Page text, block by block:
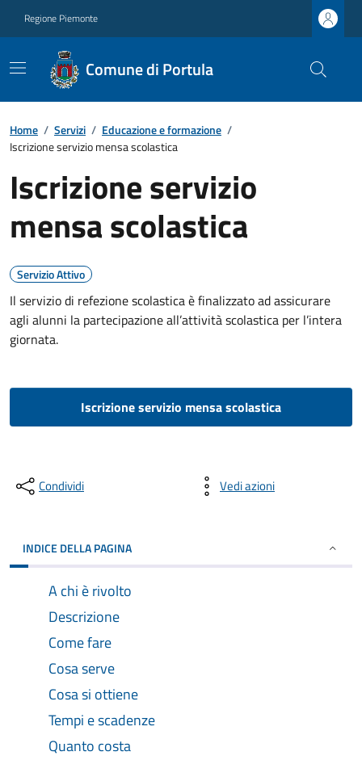
Regione Piemonte
Comune di Portula
Home / Servizi / Educazione e formazione /
Iscrizione servizio mensa scolastica
Iscrizione servizio
mensa scolastica
Servizio Attivo
Il servizio di refezione scolastica è finalizzato ad assicurare
agli alunni la partecipazione all’attività scolastica per l’intera
giornata.
Iscrizione servizio mensa scolastica
Condividi Vedi azioni
INDICE DELLA PAGINA
A chi è rivolto
Descrizione
Come fare
Cosa serve
Cosa si ottiene
Tempi e scadenze
Quanto costa